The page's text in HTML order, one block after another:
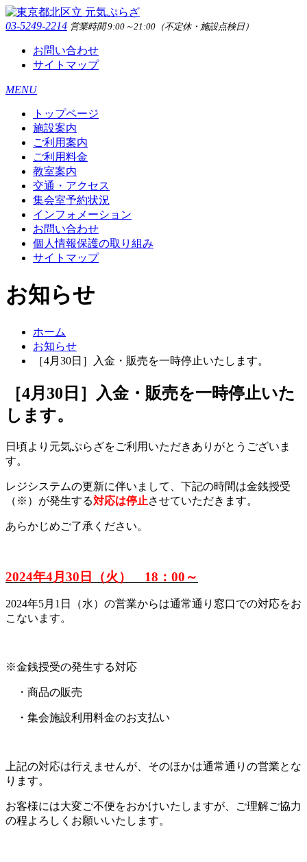
03-5249-2214 営業時間 9:00～21:00（不定休・施設点検日）
お問い合わせ
サイトマップ
MENU
トップページ
施設案内
ご利用案内
ご利用料金
教室案内
交通・アクセス
集会室予約状況
インフォメーション
お問い合わせ
個人情報保護の取り組み
サイトマップ
お知らせ
ホーム
お知らせ
［4月30日］入金・販売を一時停止いたします。
［4月30日］入金・販売を一時停止いた
します。
日頃より元気ぷらざをご利用いただきありがとうございま
す。
レジシステムの更新に伴いまして、下記の時間は金銭授受
（※）が発生する対応は停止させていただきます。
あらかじめご了承ください。
2024年4月30日（火） 18：00～
2024年5月1日（水）の営業からは通常通り窓口での対応をお
こないます。
※金銭授受の発生する対応
・商品の販売
・集会施設利用料金のお支払い
上記の対応は行えませんが、そのほかは通常通りの営業とな
ります。
お客様には大変ご不便をおかけいたしますが、ご理解ご協力
の程よろしくお願いいたします。